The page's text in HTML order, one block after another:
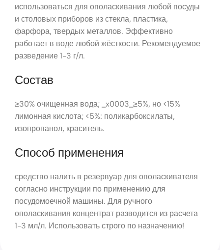
использоваться для ополаскивания любой посуды
и столовых приборов из стекла, пластика,
фарфора, твердых металлов. Эффективно
работает в воде любой жёсткости. Рекомендуемое
разведение 1-3 г/л.
Состав
≥30% очищенная вода; _x0003_≥5%, но <15%
лимонная кислота; <5%: поликарбоксилаты,
изопропанол, краситель.
Способ применения
средство налить в резервуар для ополаскивателя
согласно инструкции по применению для
посудомоечной машины. Для ручного
ополаскивания концентрат разводится из расчета
1-3 мл/л. Использовать строго по назначению!